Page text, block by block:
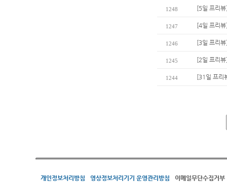
1248 [5일 프리
1247 [4일 프리
1246 [3일 프리
1245 [2일 프리
1244 [31일 프리
개인정보처리방침 영상정보처리기기 운영관리방침 이메일무단수집거부